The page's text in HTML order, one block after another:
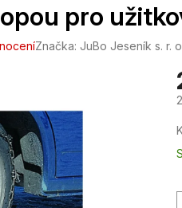
pro
Značka: JuBo Jeseník s. r.